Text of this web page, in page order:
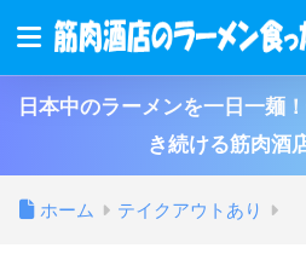
日本中のラーメンを一日一麺
き続ける筋肉酒
ホーム テイクアウトあり